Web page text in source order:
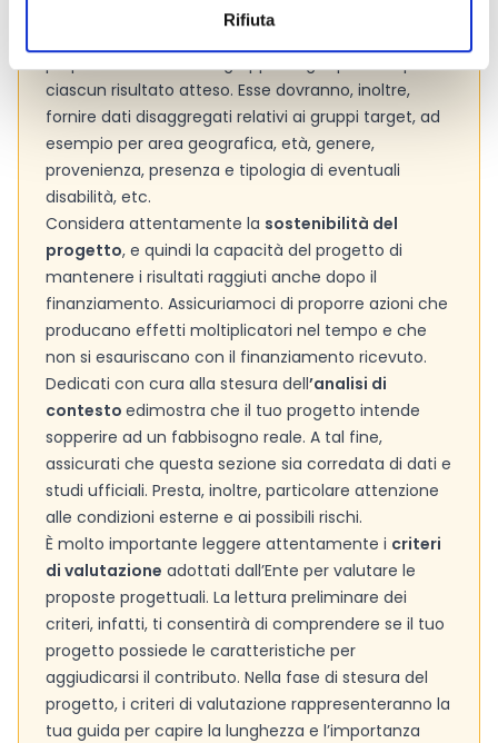
Rifiuta
percentuale e in valore assoluto) in base a dati
proponenti e relativi al gruppo target previsto per
ciascun risultato atteso. Esse dovranno, inoltre,
fornire dati disaggregati relativi ai gruppi target, ad
esempio per area geografica, età, genere,
provenienza, presenza e tipologia di eventuali
disabilità, etc.
Considera attentamente la sostenibilità del
progetto, e quindi la capacità del progetto di
mantenere i risultati raggiuti anche dopo il
finanziamento. Assicuriamoci di proporre azioni che
producano effetti moltiplicatori nel tempo e che
non si esauriscano con il finanziamento ricevuto.
Dedicati con cura alla stesura dell’analisi di
contesto edimostra che il tuo progetto intende
sopperire ad un fabbisogno reale. A tal fine,
assicurati che questa sezione sia corredata di dati e
studi ufficiali. Presta, inoltre, particolare attenzione
alle condizioni esterne e ai possibili rischi.
È molto importante leggere attentamente i criteri
di valutazione adottati dall’Ente per valutare le
proposte progettuali. La lettura preliminare dei
criteri, infatti, ti consentirà di comprendere se il tuo
progetto possiede le caratteristiche per
aggiudicarsi il contributo. Nella fase di stesura del
progetto, i criteri di valutazione rappresenteranno la
tua guida per capire la lunghezza e l’importanza